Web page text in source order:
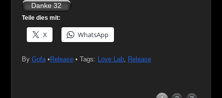
Teile dies mit:
X WhatsApp
By Gofa• Release • Tags: Love Lab, Release